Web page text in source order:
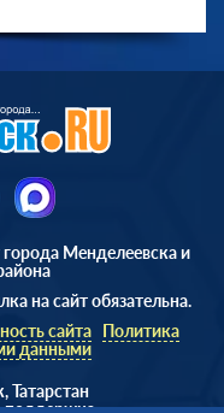
Менделеевска и
на сайт обязательна.
сайта Политика
данными
Татарстан
поддержка